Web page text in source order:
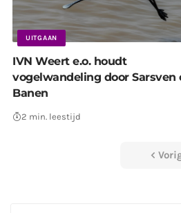
UITGAAN
IVN Weert e.o. houdt
vogelwandeling door Sarsven
Banen
2 min. leestijd